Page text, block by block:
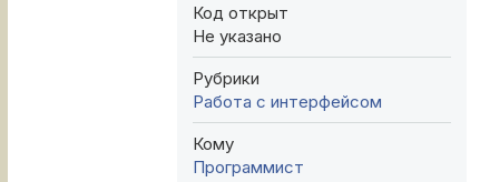
Код открыт
Не указано
Рубрики
Работа с интерфейсом
Кому
Программист